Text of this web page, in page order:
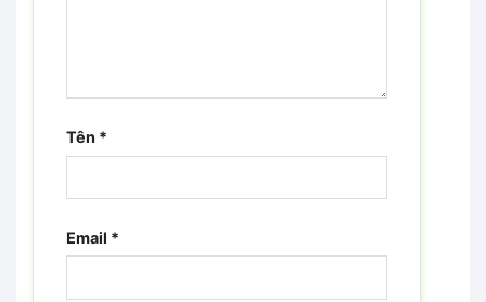
Tên *
Email *